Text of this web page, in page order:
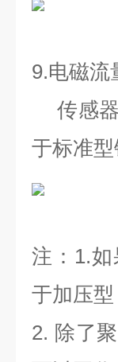
9.电磁流
传感
于标准
注： 1.如
于加压型
2. 除了